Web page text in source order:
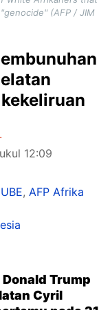
(AFP / JIM
12:09
, AFP Afrika
Trump
Cyril